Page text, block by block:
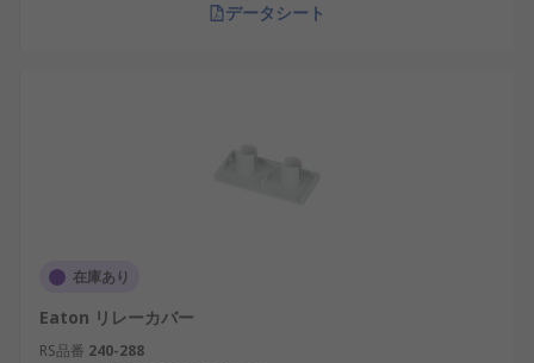
データシート
在庫あり
Eaton リレーカバー
RS品番 240-288